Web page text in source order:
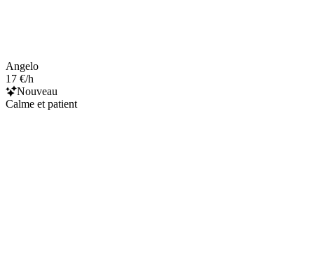
Angelo
17 €/h
Nouveau
Calme et patient